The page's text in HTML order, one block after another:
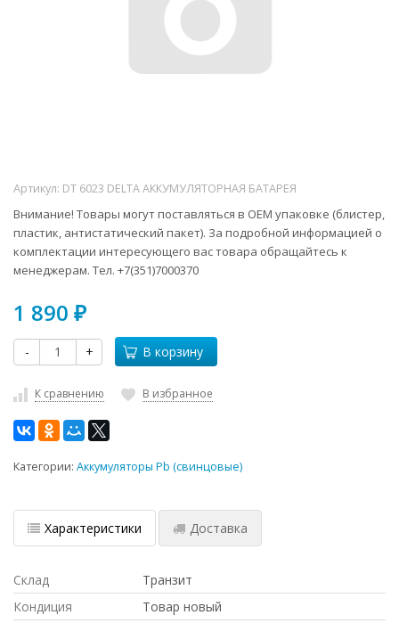
Артикул: DT 6023 DELTA АККУМУЛЯТОРНАЯ БАТАРЕЯ
Внимание! Товары могут поставляться в ОЕМ упаковке (блистер,
пластик, антистатический пакет). За подробной информацией о
комплектации интересующего вас товара обращайтесь к
менеджерам. Тел. +7(351)7000370
1 890 ₽
- + В корзину
К сравнению В избранное
Категории: Аккумуляторы Pb (свинцовые)
Характеристики Доставка
Склад
Транзит
Кондиция
Товар новый